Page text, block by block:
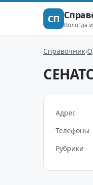
СП Вологда
Справочник
Адрес
Телефоны
Рубрики